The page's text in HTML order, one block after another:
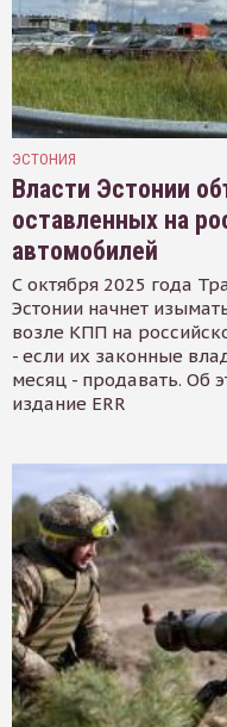
ЭСТОНИЯ
Власти Эстонии
оставленных на
автомобилей
С октября 2025 года
Эстонии начнет
возле КПП на
- если их законные
месяц - продавать. Об
издание ERR